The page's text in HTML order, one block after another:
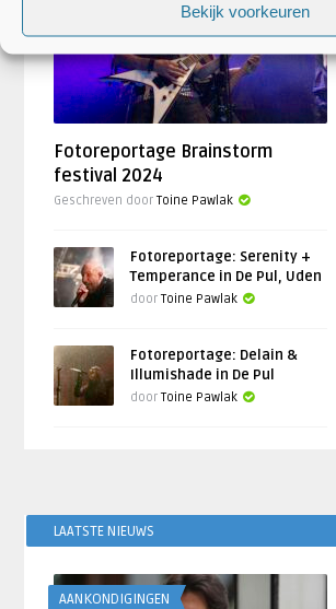
Bekijk voorkeuren
Fotoreportage Brainstorm
festival 2024
Geschreven doorToine Pawlak
Fotoreportage: Serenity +
Temperance in De Pul, Uden
doorToine Pawlak
Fotoreportage: Delain &
Illumishade in De Pul
doorToine Pawlak
LAATSTE NIEUWS
AANKONDIGINGEN